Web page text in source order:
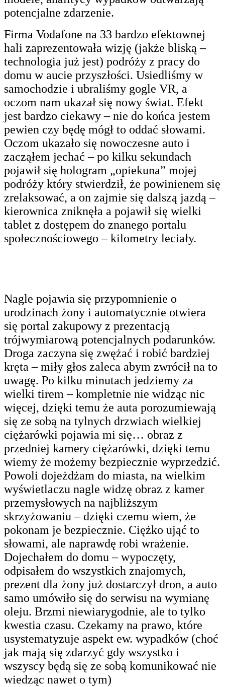
potencjalne zdarzenie.
Firma Vodafone na 33 bardzo efektownej
hali zaprezentowała wizję (jakże bliską –
technologia już jest) podróży z pracy do
domu w aucie przyszłości. Usiedliśmy w
samochodzie i ubraliśmy gogle VR, a
oczom nam ukazał się nowy świat. Efekt
jest bardzo ciekawy – nie do końca jestem
pewien czy będę mógł to oddać słowami.
Oczom ukazało się nowoczesne auto i
zacząłem jechać – po kilku sekundach
pojawił się hologram „opiekuna” mojej
podróży który stwierdził, że powinienem się
zrelaksować, a on zajmie się dalszą jazdą –
kierownica zniknęła a pojawił się wielki
tablet z dostępem do znanego portalu
społecznościowego – kilometry leciały.
Nagle pojawia się przypomnienie o
urodzinach żony i automatycznie otwiera
się portal zakupowy z prezentacją
trójwymiarową potencjalnych podarunków.
Droga zaczyna się zwężać i robić bardziej
kręta – miły głos zaleca abym zwrócił na to
uwagę. Po kilku minutach jedziemy za
wielki tirem – kompletnie nie widząc nic
więcej, dzięki temu że auta porozumiewają
się ze sobą na tylnych drzwiach wielkiej
ciężarówki pojawia mi się… obraz z
przedniej kamery ciężarówki, dzięki temu
wiemy że możemy bezpiecznie wyprzedzić.
Powoli dojeżdżam do miasta, na wielkim
wyświetlaczu nagle widzę obraz z kamer
przemysłowych na najbliższym
skrzyżowaniu – dzięki czemu wiem, że
pokonam je bezpiecznie. Ciężko ująć to
słowami, ale naprawdę robi wrażenie.
Dojechałem do domu – wypoczęty,
odpisałem do wszystkich znajomych,
prezent dla żony już dostarczył dron, a auto
samo umówiło się do serwisu na wymianę
oleju. Brzmi niewiarygodnie, ale to tylko
kwestia czasu. Czekamy na prawo, które
usystematyzuje aspekt ew. wypadków (choć
jak mają się zdarzyć gdy wszystko i
wszyscy będą się ze sobą komunikować nie
wiedząc nawet o tym)